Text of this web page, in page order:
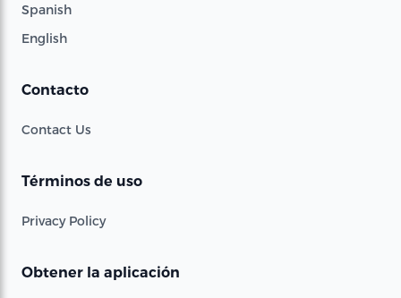
Spanish
English
Contacto
Contact Us
Términos de uso
Privacy Policy
Obtener la aplicación